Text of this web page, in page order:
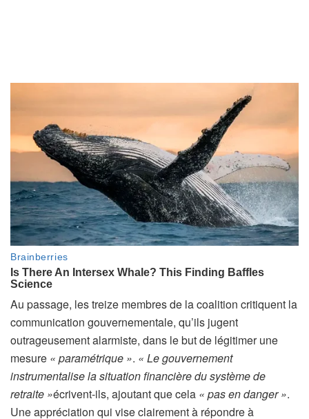
Au passage, les treize membres de la coalition critiquent la
communication gouvernementale, qu’ils jugent
outrageusement alarmiste, dans le but de légitimer une
mesure « paramétrique ». « Le gouvernement
instrumentalise la situation financière du système de
retraite »écrivent-ils, ajoutant que cela « pas en danger ».
Une appréciation qui vise clairement à répondre à